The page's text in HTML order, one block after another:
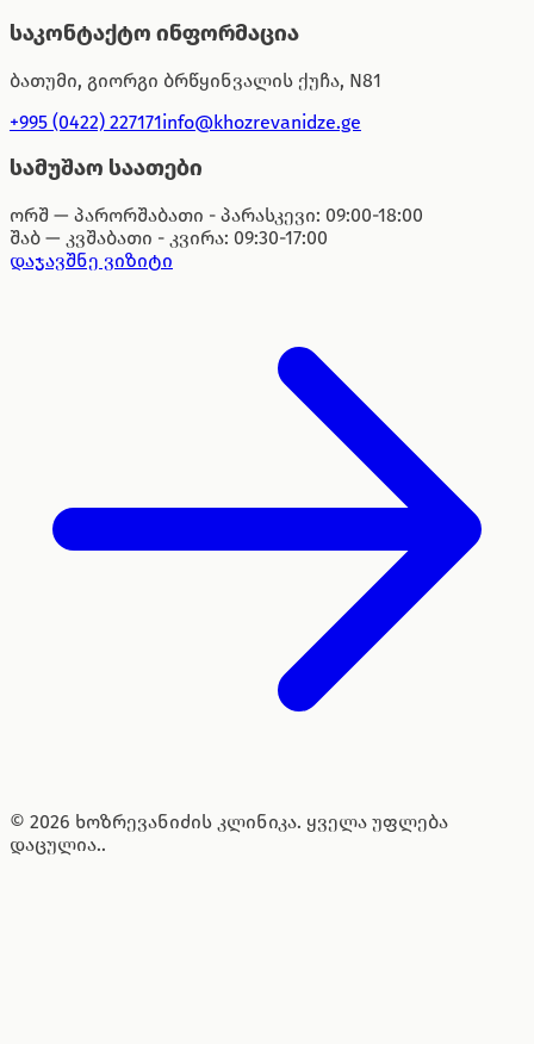
საკონტაქტო ინფორმაცია
ბათუმი, გიორგი ბრწყინვალის ქუჩა, N81
+995 (0422) 227171info@khozrevanidze.ge
სამუშაო საათები
ორშ — პარორშაბათი - პარასკევი: 09:00-18:00
შაბ — კვშაბათი - კვირა: 09:30-17:00
დაჯავშნე ვიზიტი
© 2026 ხოზრევანიძის კლინიკა. ყველა უფლება
დაცულია..